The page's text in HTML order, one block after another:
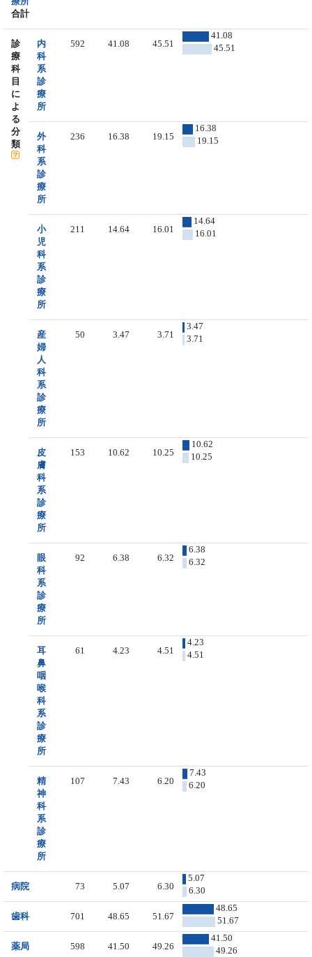
合計
診
療
科
目
に
よ
る
分
類
内
科
系
診
療
所
592 41.08 45.51
41.08
45.51
外
科
系
診
療
所
236 16.38 19.15
16.38
19.15
小
児
科
系
診
療
所
211 14.64 16.01
14.64
16.01
産
婦
人
科
系
診
療
所
50 3.47 3.71
3.47
3.71
皮
膚
科
系
診
療
所
153 10.62 10.25
10.62
10.25
眼
科
系
診
療
所
92 6.38 6.32
6.38
6.32
耳
鼻
咽
喉
科
系
診
療
所
61 4.23 4.51
4.23
4.51
精
神
科
系
診
療
所
107 7.43 6.20
7.43
6.20
病院 73 5.07 6.30
5.07
6.30
歯科 701 48.65 51.67
48.65
51.67
薬局 598 41.50 49.26
41.50
49.26